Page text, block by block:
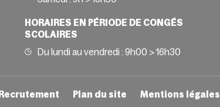
HORAIRES EN PÉRIODE DE CONGÉS
SCOLAIRES
Du lundi au vendredi : 9h00 > 16h30
Recrutement Plan du site Mentions légales